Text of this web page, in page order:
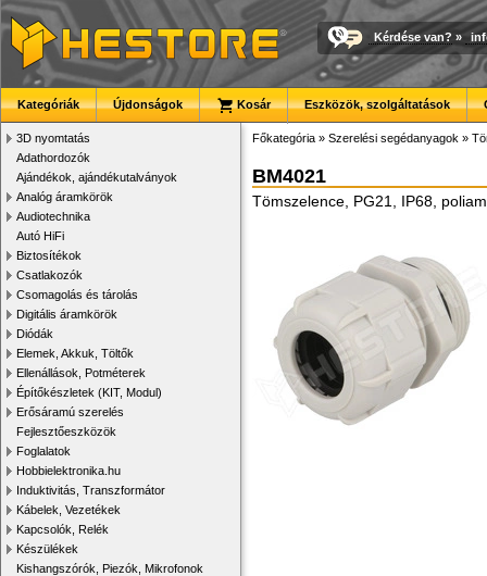
Kérdése van? »
Kategóriák Újdonságok Kosár Eszközök, szolgáltatások
3D nyomtatás
Adathordozók
Ajándékok, ajándékutalványok
Analóg áramkörök
Audiotechnika
Autó HiFi
Biztosítékok
Csatlakozók
Csomagolás és tárolás
Digitális áramkörök
Diódák
Elemek, Akkuk, Töltők
Ellenállások, Potméterek
Építőkészletek (KIT, Modul)
Erősáramú szerelés
Fejlesztőeszközök
Foglalatok
Hobbielektronika.hu
Induktivitás, Transzformátor
Kábelek, Vezetékek
Kapcsolók, Relék
Készülékek
Kishangszórók, Piezók, Mikrofonok
Főkategória » Szerelési segédanyagok »
BM4021
Tömszelence, PG21, IP68,